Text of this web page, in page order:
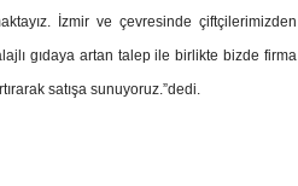
İzmir ve çevresinde çiftçilerimizden
gıdaya artan talep ile birlikte bizde firma
satışa sunuyoruz.”dedi.